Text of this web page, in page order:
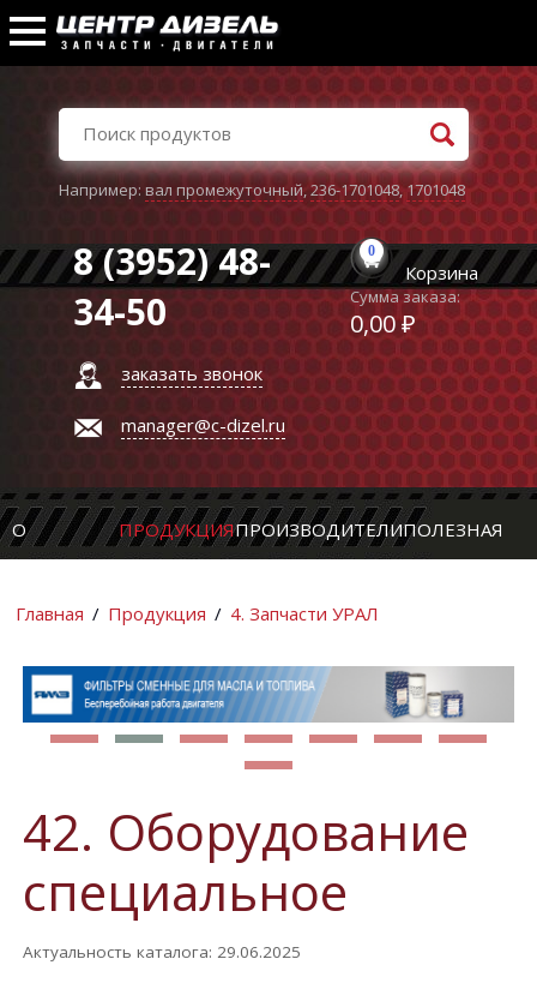
Например:вал промежуточный,236-1701048,1701048
8 (3952) 48-
34-50
заказать звонок
manager@c-dizel.ru
0
Корзина
Сумма заказа:
0,00 ₽
О ПРОДУКЦИЯПРОИЗВОДИТЕЛИПОЛЕЗНАЯ
Главная / Продукция / 4. Запчасти УРАЛ
42. Оборудование
специальное
Актуальность каталога: 29.06.2025